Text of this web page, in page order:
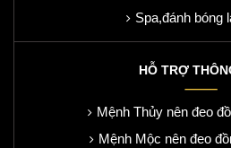
Spa,đánh bóng
HỖ TRỢ
Mệnh Thủy nên đeo
Mệnh Mộc nên đeo